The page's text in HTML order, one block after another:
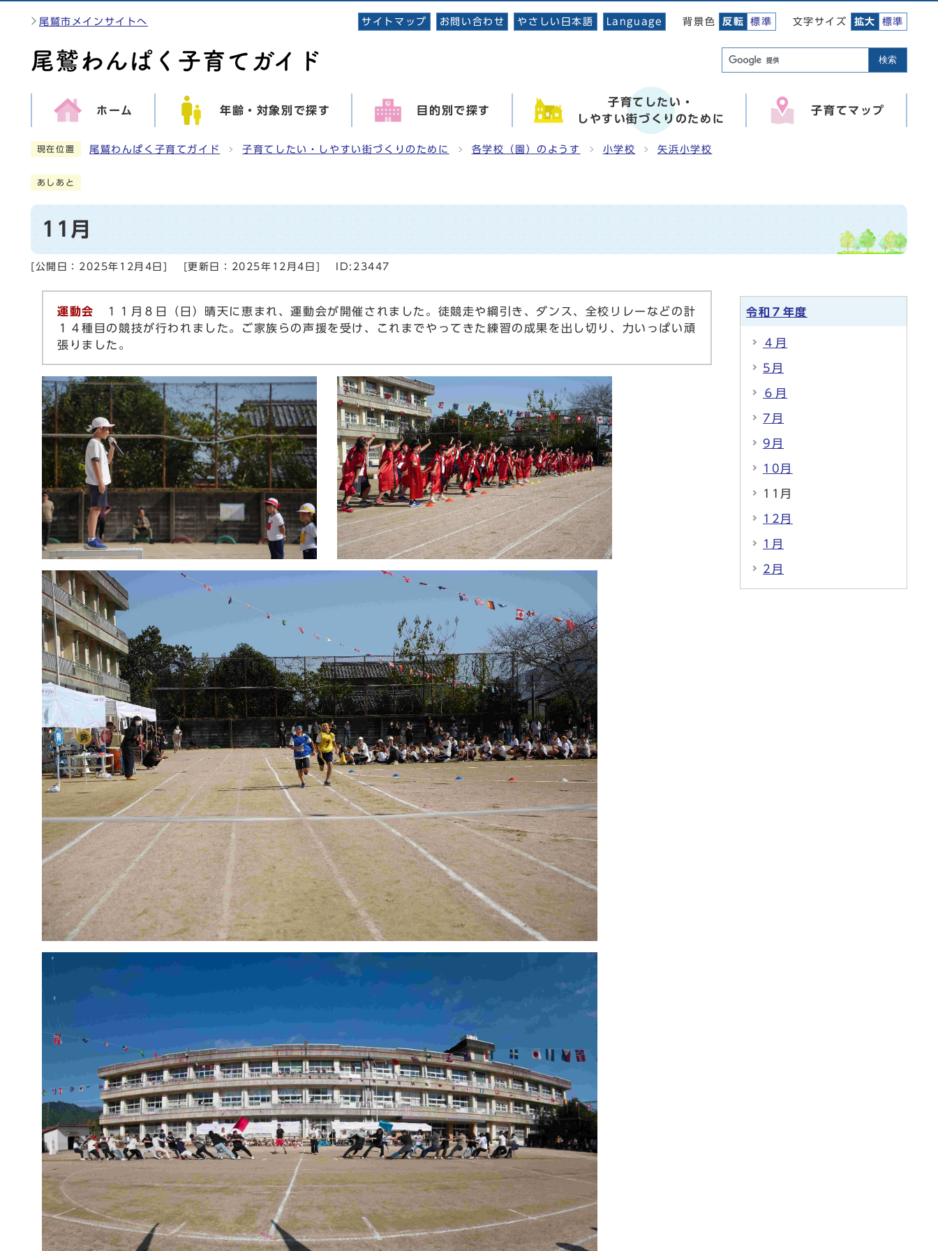
尾鷲市メインサイトへ サイトマップ お問い合わせ やさしい日本語 Language 背景色 反転 標準 文字サイズ 拡大 標準
検索
ホーム 年齢・対象別で探す 目的別で探す
子育てしたい・
しやすい街づくりのために
子育てマップ
現在位置 尾鷲わんぱく子育てガイド 子育てしたい・しやすい街づくりのために 各学校（園）のようす 小学校 矢浜小学校
あしあと
11月
[公開日： 2025年12月4日 [更新日： 2025年12月4日 ID:23447
運動会
１１月８日（日）晴天に恵まれ、運動会が開催されました。徒競走や綱引き、ダンス、全校リレーなどの計
１４種目の競技が行われました。ご家族らの声援を受け、これまでやってきた練習の成果を出し切り、力いっぱい頑
張りました。
令和７年度
４月
5月
６月
7月
9月
10月
11月
12月
1月
2月